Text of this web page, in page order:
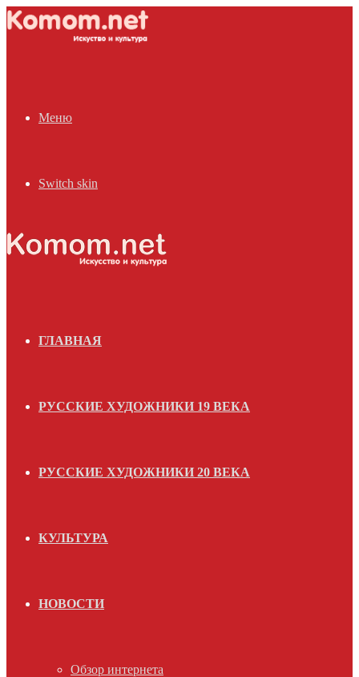
Меню
Switch skin
ГЛАВНАЯ
РУССКИЕ ХУДОЖНИКИ 19 ВЕКА
РУССКИЕ ХУДОЖНИКИ 20 ВЕКА
КУЛЬТУРА
НОВОСТИ
Обзор интернета